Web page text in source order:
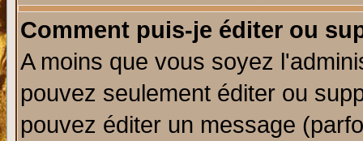
Comment puis-je éditer ou
A moins que vous soyez
pouvez seulement éditer ou
pouvez éditer un message